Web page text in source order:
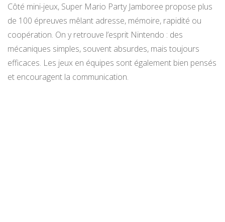
Côté mini-jeux, Super Mario Party Jamboree propose plus
de 100 épreuves mêlant adresse, mémoire, rapidité ou
coopération. On y retrouve l’esprit Nintendo : des
mécaniques simples, souvent absurdes, mais toujours
efficaces. Les jeux en équipes sont également bien pensés
et encouragent la communication.